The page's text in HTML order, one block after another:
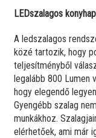
LEDszalagos
A ledszalagos
közé tartozik, hogy
teljesítményből
legalább 800 Lumen
hogy elegendő
Gyengébb szalag
munkákhoz.
elérhetőek, ami már